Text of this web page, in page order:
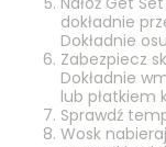
dokładnie
Dokładnie
Zabezpiecz
Dokładnie
lub płatkiem
Sprawdź
Wosk